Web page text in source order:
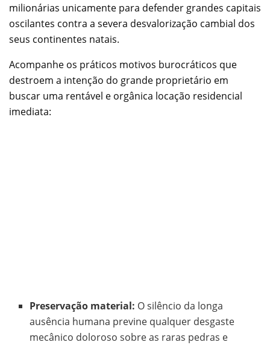
milionárias unicamente para defender grandes capitais
oscilantes contra a severa desvalorização cambial dos
seus continentes natais.
Acompanhe os práticos motivos burocráticos que
destroem a intenção do grande proprietário em
buscar uma rentável e orgânica locação residencial
imediata:
Preservação material: O silêncio da longa
ausência humana previne qualquer desgaste
mecânico doloroso sobre as raras pedras e